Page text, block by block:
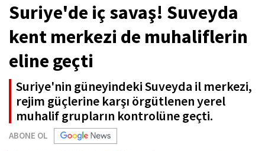
Suriye'de iç savaş! Suveyda
kent merkezi de muhaliflerin
eline geçti
Suriye'nin güneyindeki Suveyda il merkezi,
rejim güçlerine karşı örgütlenen yerel
muhalif grupların kontrolüne geçti.
ABONE OL